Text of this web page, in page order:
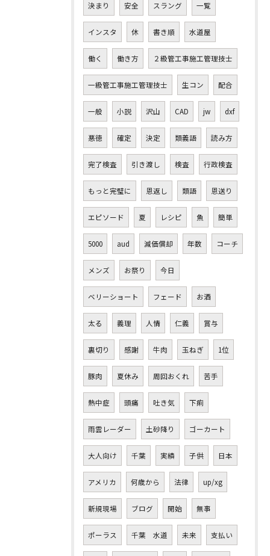
決まり 安全 スラング 一覧
インスタ 休 書き順 水道屋
働く 働き方 ２級管工事施工管理技士
一級管工事施工管理技士 生コン 配合
一般 小説 沢山 CAD jw dxf
悪徳 確定 決定 類義語 読み方
完了検査 引き渡し 検査 行政検査
もっと完璧に 恩返し 類語 恩送り
エピソード 夏 レシピ 魚 簡単
5000 aud 減価償却 年数 コーチ
メンズ お祭り 今日
ベリーショート フェード お酒
太る 義理 人情 仁義 賞与
裏切り 感謝 牛肉 玉ねぎ 1位
豚肉 夏休み 周回おくれ 苦手
熱中症 頭痛 吐き気 下痢
雨雲レーダー 土砂降り ゴーカート
大人向け 千葉 実績 子供 日本
アメリカ 何歳から 法律 up/xg
新規現場 ブログ 開始 無事
ポーラス 千葉 水道 未来 支払い